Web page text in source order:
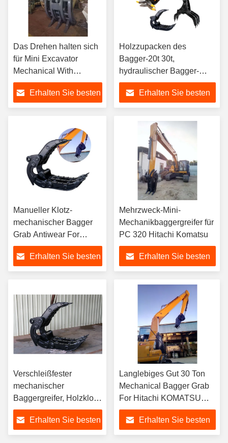
Das Drehen halten sich
für Mini Excavator
Mechanical With
Grapple sah fest
Erhalten Sie besten
Holzzupacken des
Bagger-20t 30t,
hydraulischer Bagger-
Felsen halten sich für Bau
fest
Erhalten Sie besten
Manueller Klotz-
mechanischer Bagger
Grab Antiwear For
Hitachi KOMATSU Sany
Erhalten Sie besten
Mehrzweck-Mini-
Mechanikbaggergreifer für
PC 320 Hitachi Komatsu
Erhalten Sie besten
Verschleißfester
mechanischer
Baggergreifer, Holzklotz
halten sich für
Forstmaschinen fest
Erhalten Sie besten
Langlebiges Gut 30 Ton
Mechanical Bagger Grab
For Hitachi KOMATSU
Sany
Erhalten Sie besten